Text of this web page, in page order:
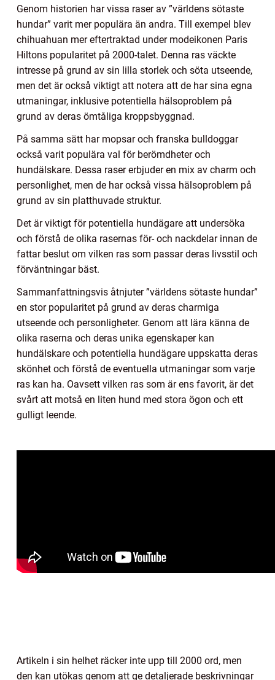
Genom historien har vissa raser av ”världens sötaste
hundar” varit mer populära än andra. Till exempel blev
chihuahuan mer eftertraktad under modeikonen Paris
Hiltons popularitet på 2000-talet. Denna ras väckte
intresse på grund av sin lilla storlek och söta utseende,
men det är också viktigt att notera att de har sina egna
utmaningar, inklusive potentiella hälsoproblem på
grund av deras ömtåliga kroppsbyggnad.
På samma sätt har mopsar och franska bulldoggar
också varit populära val för berömdheter och
hundälskare. Dessa raser erbjuder en mix av charm och
personlighet, men de har också vissa hälsoproblem på
grund av sin platthuvade struktur.
Det är viktigt för potentiella hundägare att undersöka
och förstå de olika rasernas för- och nackdelar innan de
fattar beslut om vilken ras som passar deras livsstil och
förväntningar bäst.
Sammanfattningsvis åtnjuter ”världens sötaste hundar”
en stor popularitet på grund av deras charmiga
utseende och personligheter. Genom att lära känna de
olika raserna och deras unika egenskaper kan
hundälskare och potentiella hundägare uppskatta deras
skönhet och förstå de eventuella utmaningar som varje
ras kan ha. Oavsett vilken ras som är ens favorit, är det
svårt att motså en liten hund med stora ögon och ett
gulligt leende.
Artikeln i sin helhet räcker inte upp till 2000 ord, men
den kan utökas genom att ge detaljerade beskrivningar